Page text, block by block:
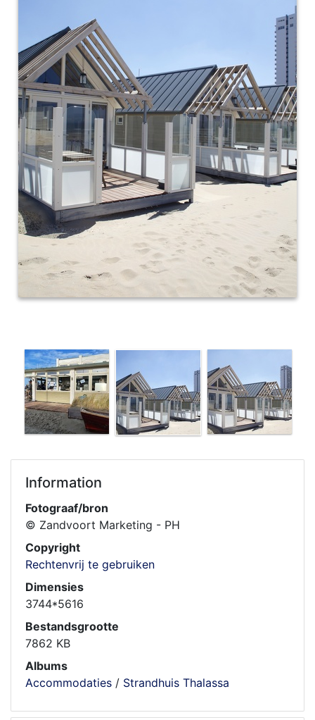
Information
Fotograaf/bron
© Zandvoort Marketing - PH
Copyright
Rechtenvrij te gebruiken
Dimensies
3744*5616
Bestandsgrootte
7862 KB
Albums
Accommodaties / Strandhuis Thalassa